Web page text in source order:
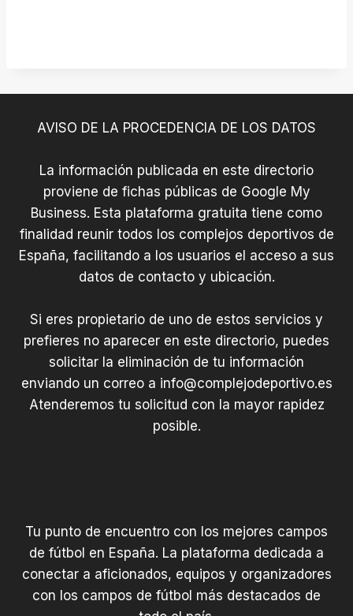
AVISO DE LA PROCEDENCIA DE LOS DATOS
La información publicada en este directorio
proviene de fichas públicas de Google My
Business. Esta plataforma gratuita tiene como
finalidad reunir todos los complejos deportivos de
España, facilitando a los usuarios el acceso a sus
datos de contacto y ubicación.
Si eres propietario de uno de estos servicios y
prefieres no aparecer en este directorio, puedes
solicitar la eliminación de tu información
enviando un correo a info@complejodeportivo.es
Atenderemos tu solicitud con la mayor rapidez
posible.
Tu punto de encuentro con los mejores campos
de fútbol en España. La plataforma dedicada a
conectar a aficionados, equipos y organizadores
con los campos de fútbol más destacados de